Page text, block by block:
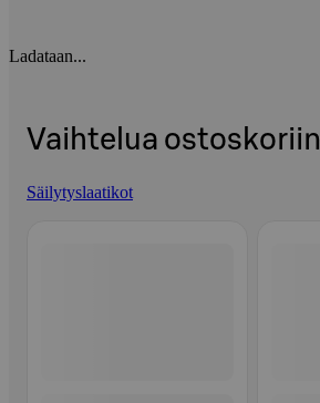
Ladataan...
Vaihtelua ostoskoriin
Säilytyslaatikot